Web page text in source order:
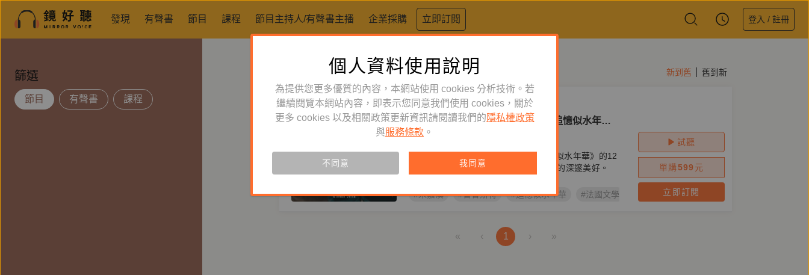
發現 有聲書 節目 課程 節目主持人/有聲書主播 企業採購 立即訂閱 登入 / 註冊
篩選
節目 有聲書 課程
普魯斯特瞬間 新到舊 舊到新
訂閱 節目 文學生活
在普魯斯特的時光裡——朱嘉漢《追憶似水年
華》12講
主持人
小說家化身伴讀人，朱嘉漢引領《追憶似水年華》的12
條路線，帶你理解這部20世紀百大經典的深邃美好。
#朱嘉漢 #普魯斯特 #追憶似水年華 #法國文學 #鏡好聽原創節目
試聽
單購599 元
立即訂閱
« ‹ 1 › »
個人資料使用說明
為提供您更多優質的內容，本網站使用 cookies 分析技術。若
繼續閱覽本網站內容，即表示您同意我們使用 cookies，關於
更多 cookies 以及相關政策更新資訊請閱讀我們的 隱私權政策
與服務條款 。
不同意 我同意